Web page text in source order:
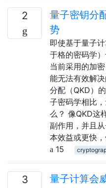
2
量子密钥分
势
即使基于量子
于格的密码学
当前采用的加
能无法有效解
分配（QKD）
子密码学相比
么？ 像QKD这
副作用，并且
本效益或更快
15
3 量子计算会